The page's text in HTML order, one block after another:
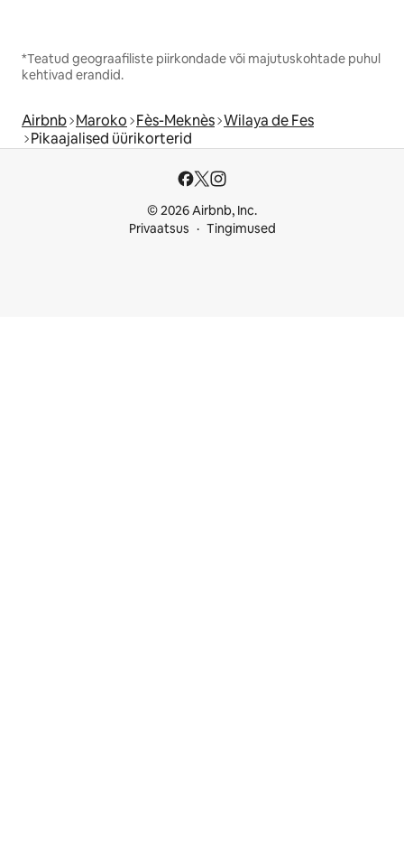
*Teatud geograafiliste piirkondade või majutuskohtade puhul
kehtivad erandid.
Airbnb Maroko Fès-Meknès Wilaya de Fes
Pikaajalised üürikorterid
© 2026 Airbnb, Inc.
Privaatsus
Tingimused